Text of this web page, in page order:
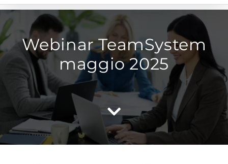
Webinar TeamSystem
maggio 2025